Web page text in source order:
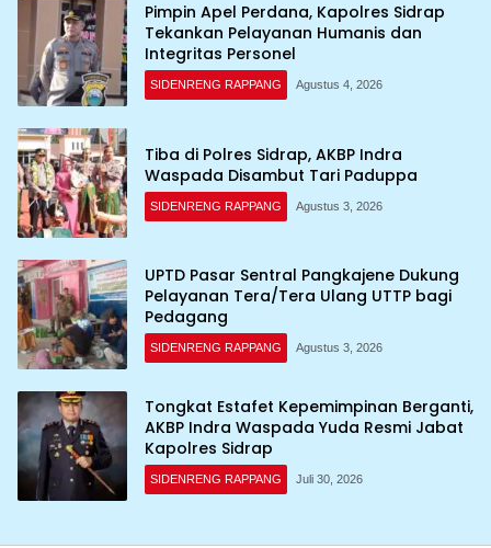
Pimpin Apel Perdana, Kapolres Sidrap
Tekankan Pelayanan Humanis dan
Integritas Personel
SIDENRENG RAPPANG Agustus 4, 2026
Tiba di Polres Sidrap, AKBP Indra
Waspada Disambut Tari Paduppa
SIDENRENG RAPPANG Agustus 3, 2026
UPTD Pasar Sentral Pangkajene Dukung
Pelayanan Tera/Tera Ulang UTTP bagi
Pedagang
SIDENRENG RAPPANG Agustus 3, 2026
Tongkat Estafet Kepemimpinan Berganti,
AKBP Indra Waspada Yuda Resmi Jabat
Kapolres Sidrap
SIDENRENG RAPPANG Juli 30, 2026